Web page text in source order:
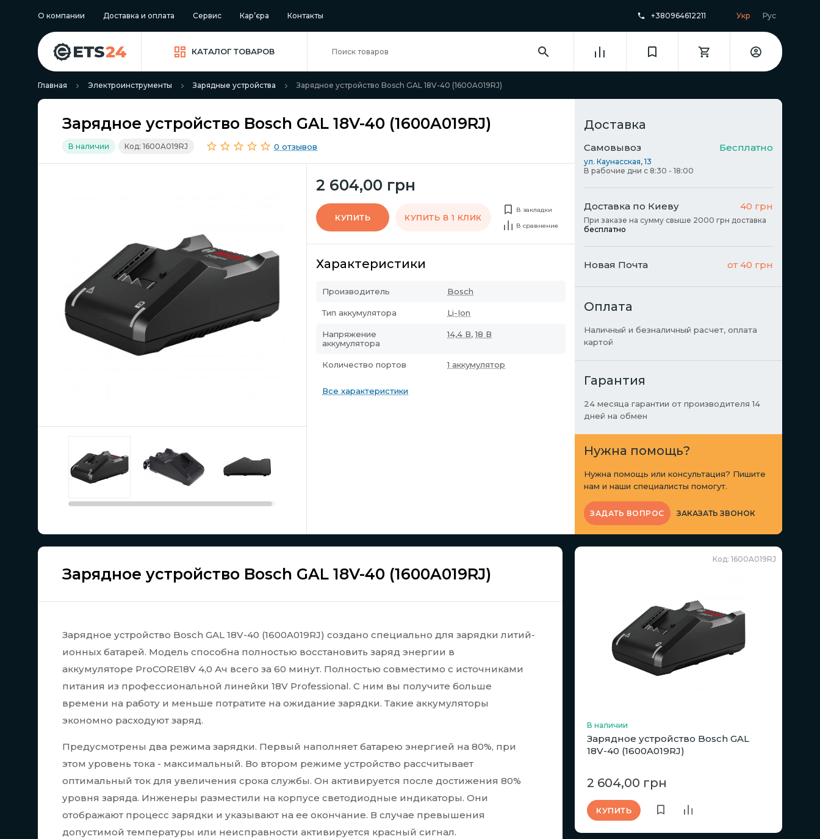
О компании Доставка и оплата Сервис Кар’єра Контакты +380964612211 Укр Рус
КАТАЛОГ ТОВАРОВ
Главная Электроинструменты Зарядные устройства Зарядное устройство Bosch GAL 18V-40 (1600A019RJ)
Зарядное устройство Bosch GAL 18V-40 (1600A019RJ)
В наличии Код: 1600A019RJ 0 отзывов
2 604,00 грн
КУПИТЬ КУПИТЬ В 1 КЛИК
В закладки
В сравнение
Характеристики
Производитель Bosch
Тип аккумулятора Li-Ion
Напряжение
аккумулятора
14,4 В,18 В
Количество портов 1 аккумулятор
Все характеристики
Доставка
Самовывоз Бесплатно
ул. Каунасская, 13
В рабочие дни с 8:30 - 18:00
Доставка по Киеву 40 грн
При заказе на сумму свыше 2000 грн доставка
бесплатно
Новая Почта от 40 грн
Оплата
Наличный и безналичный расчет, оплата
картой
Гарантия
24 месяца гарантии от производителя 14
дней на обмен
Нужна помощь?
Нужна помощь или консультация? Пишите
нам и наши специалисты помогут.
ЗАДАТЬ ВОПРОС ЗАКАЗАТЬ ЗВОНОК
Зарядное устройство Bosch GAL 18V-40 (1600A019RJ)
Зарядное устройство Bosch GAL 18V-40 (1600A019RJ) создано специально для зарядки литий-
ионных батарей. Модель способна полностью восстановить заряд энергии в
аккумуляторе ProCORE18V 4,0 Ач всего за 60 минут. Полностью совместимо с источниками
питания из профессиональной линейки 18V Professional. С ним вы получите больше
времени на работу и меньше потратите на ожидание зарядки. Такие аккумуляторы
экономно расходуют заряд.
Предусмотрены два режима зарядки. Первый наполняет батарею энергией на 80%, при
этом уровень тока - максимальный. Во втором режиме устройство рассчитывает
оптимальный ток для увеличения срока службы. Он активируется после достижения 80%
уровня заряда. Инженеры разместили на корпусе светодиодные индикаторы. Они
отображают процесс зарядки и указывают на ее окончание. В случае превышения
допустимой температуры или неисправности активируется красный сигнал.
Код: 1600A019RJ
В наличии
Зарядное устройство Bosch GAL
18V-40 (1600A019RJ)
2 604,00 грн
КУПИТЬ